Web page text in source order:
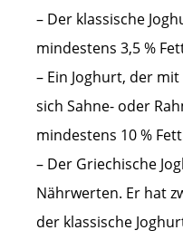
– Der klassische
mindestens 3,5 %
– Ein Joghurt, der
sich Sahne- oder
mindestens 10 %
– Der Griechische
Nährwerten. Er hat
der klassische